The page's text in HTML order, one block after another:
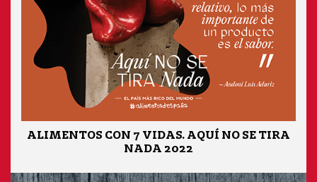
ALIMENTOS CON 7 VIDAS. AQUÍ NO SE TIRA
NADA 2022